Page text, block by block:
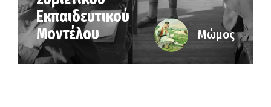
Εκπαιδευτικού
Μοντέλου
Μώμος